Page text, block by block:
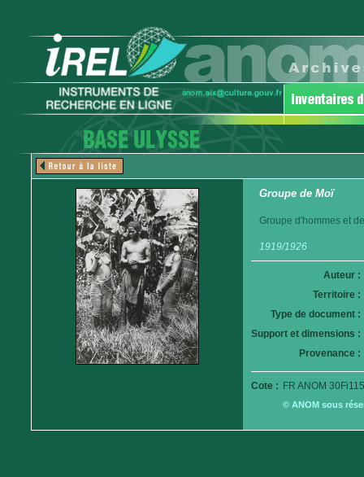
Groupe de Moï
Groupe d'hommes et
1919/1926
Auteur :
Territoire :
Type de document :
Support et dimensions :
Provenance :
Cote : FR ANOM
© ANOM sous